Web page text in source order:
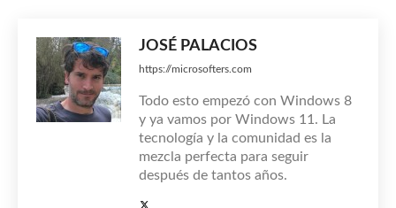
JOSÉ PALACIOS
https://microsofters.com
Todo esto empezó con Windows 8
y ya vamos por Windows 11. La
tecnología y la comunidad es la
mezcla perfecta para seguir
después de tantos años.